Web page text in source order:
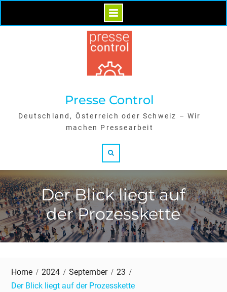
Skip
Presse Control
Deutschland, Österreich oder Schweiz – Wir
machen Pressearbeit
Der Blick liegt auf
der Prozesskette
Home 2024 September
23
Der Blick liegt auf der Prozesskette